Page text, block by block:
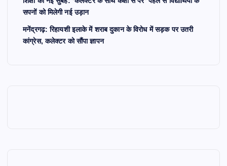
सपनों को मिलेगी नई उड़ान
मनेंद्रगढ़: रिहायशी इलाके में शराब दुकान के विरोध में सड़क पर उतरी
कांग्रेस, कलेक्टर को सौंपा ज्ञापन